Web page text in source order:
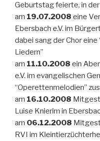
Geburtstag feierte, in der
am 19.07.2008 eine
Ebersbach e.V. im
dabei sang der Chor
Liedern”
am 11.10.2008 ein
e.V. im evangelischen
“Operettenmelodien”
am 16.10.2008
Luise Knierim in
am 06.12.2008
RVI im